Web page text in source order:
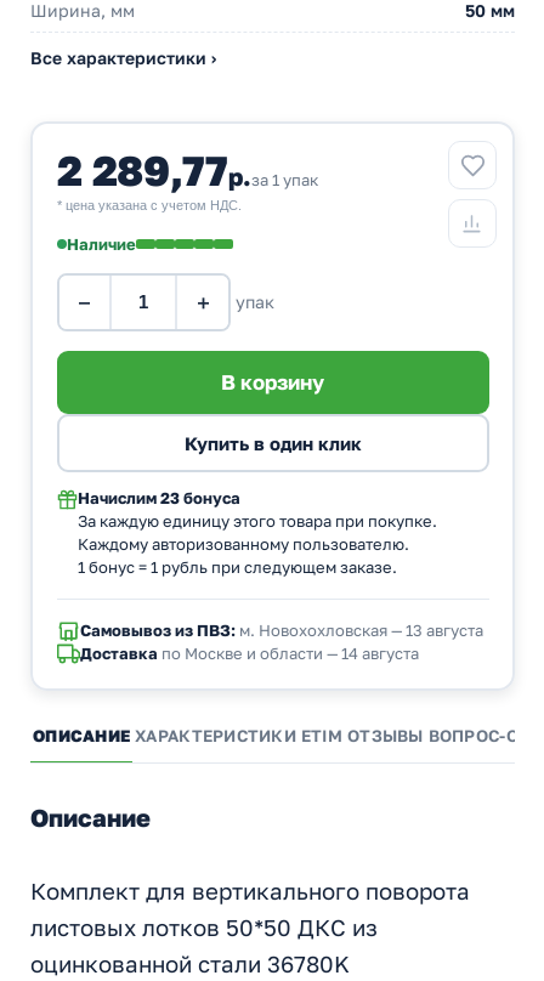
Ширина, мм 50 мм
Все характеристики ›
2 289,77р.за 1 упак
* цена указана с учетом НДС.
Наличие
− + упак
Начислим 23 бонуса
За каждую единицу этого товара при покупке.
Каждому авторизованному пользователю.
1 бонус = 1 рубль при следующем заказе.
Самовывоз из ПВЗ:м. Новохохловская — 13 августа
Доставка по Москве и области — 14 августа
ОПИСАНИЕ ХАРАКТЕРИСТИКИ ETIM ОТЗЫВЫ ВОПРОС-
Описание
Комплект для вертикального поворота
листовых лотков 50*50 ДКС из
оцинкованной стали 36780K